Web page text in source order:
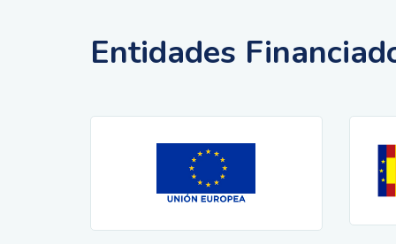
Entidades